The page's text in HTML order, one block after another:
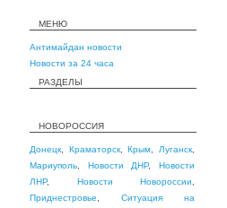
МЕНЮ
Антимайдан новости
Новости за 24 часа
РАЗДЕЛЫ
НОВОРОССИЯ
Донецк Краматорск,Крым Луганск
Мариуполь
Новости ДНР,Новости
ЛНР, Новости Новороссии
Приднестровье
Ситуация на